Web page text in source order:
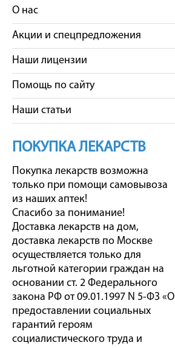
О нас
Акции и спецпредложения
Наши лицензии
Помощь по сайту
Наши статьи
ПОКУПКА ЛЕКАРСТВ
Покупка лекарств возможна
только при помощи самовывоза
из наших аптек!
Спасибо за понимание!
Доставка лекарств на дом,
доставка лекарств по Москве
осуществляется только для
льготной категории граждан на
основании ст. 2 Федерального
закона РФ от 09.01.1997 N 5-ФЗ «О
предоставлении социальных
гарантий героям
социалистического труда и